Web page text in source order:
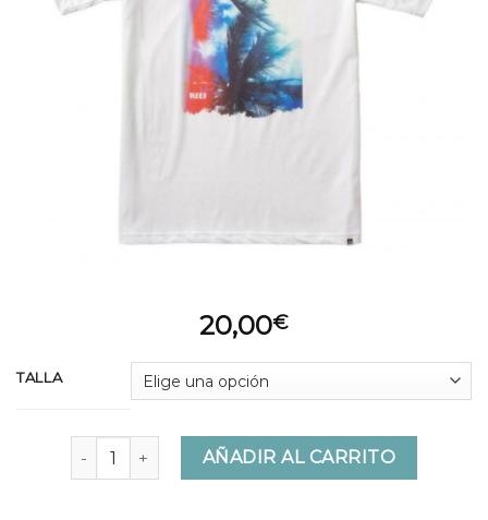
20,00€
TALLA
MC LENSE TEEN WHITE cantidad
AÑADIR AL CARRITO